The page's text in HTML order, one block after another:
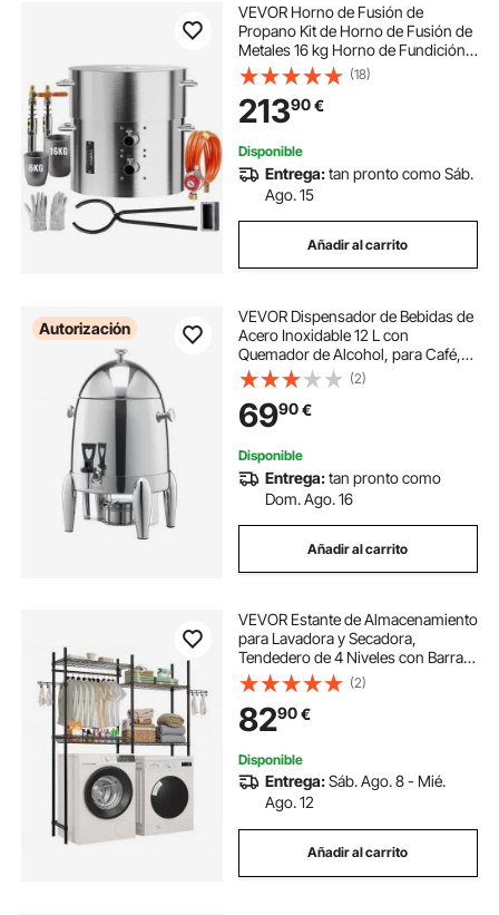
VEVOR Horno de Fusión de
Propano Kit de Horno de Fusión de
Metales 16 kg Horno de Fundición
de Doble Quemador para Hogar
con Crisoles y Pinzas, para
Reciclaje de Aluminio, Cobre, Plata,
Oro
(18)
21390€
Disponible
Entrega:tan pronto como Sáb.
Ago. 15
Añadir al carrito
Autorización
VEVOR Dispensador de Bebidas de
Acero Inoxidable 12 L con
Quemador de Alcohol, para Café,
Té y Agua Caliente, con Grifo para
Hielo, Ideal para Restaurantes,
Hoteles y Fiestas, 280 x 280 x 520
mm
(2)
6990€
Disponible
Entrega:tan pronto como
Dom. Ago. 16
Añadir al carrito
VEVOR Estante de Almacenamiento
para Lavadora y Secadora,
Tendedero de 4 Niveles con Barra y
Ganchos, Estantes Ajustables de
dos Filas para Lavadora, Ahorra
Espacio para Lavadero, Color
Negro
(2)
8290€
Disponible
Entrega:Sáb. Ago. 8 - Mié.
Ago. 12
Añadir al carrito